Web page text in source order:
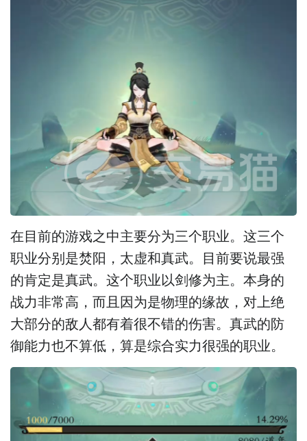
在目前的游戏之中主要分为三个职业。这三个
职业分别是焚阳，太虚和真武。目前要说最强
的肯定是真武。这个职业以剑修为主。本身的
战力非常高，而且因为是物理的缘故，对上绝
大部分的敌人都有着很不错的伤害。真武的防
御能力也不算低，算是综合实力很强的职业。